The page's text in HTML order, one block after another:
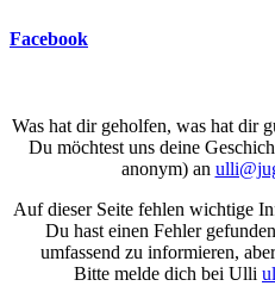
Facebook
Was hat dir geholfen, was hat dir
Du möchtest uns deine
anonym) an
Auf dieser Seite fehlen wichtige
Du hast einen Fehler
umfassend zu informieren,
Bitte melde dich bei Ulli